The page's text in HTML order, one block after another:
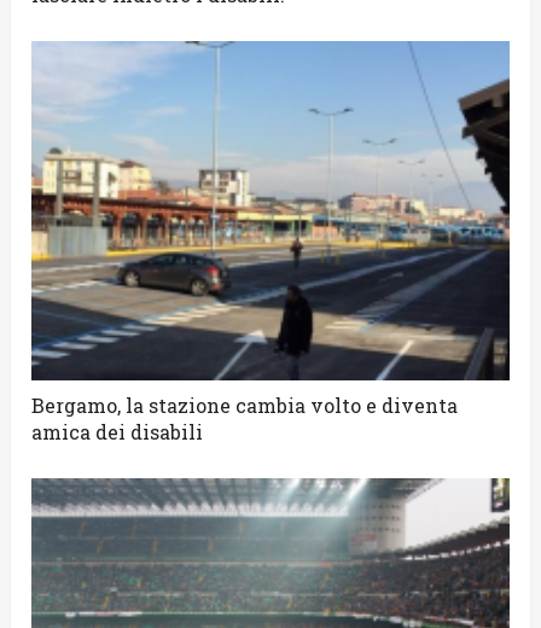
Bergamo, la stazione cambia volto e diventa
amica dei disabili